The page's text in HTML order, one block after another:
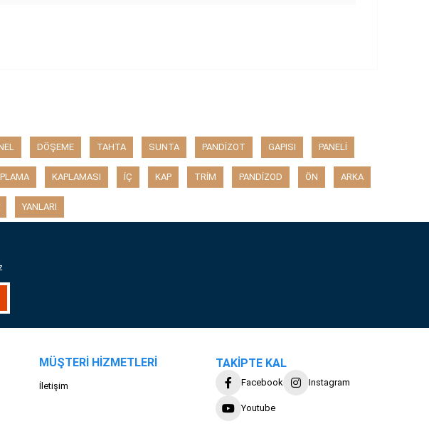
DÖŞEME TAHTA SUNTA PANDİZOT GAPISI PANELİ
KAPLAMASI İÇ KAP TRİM PANDİZOD ÖN ARKA
YANLARI
MÜŞTERİ HİZMETLERİ
İletişim
TAKİPTE KAL
Facebook Instagram
Youtube